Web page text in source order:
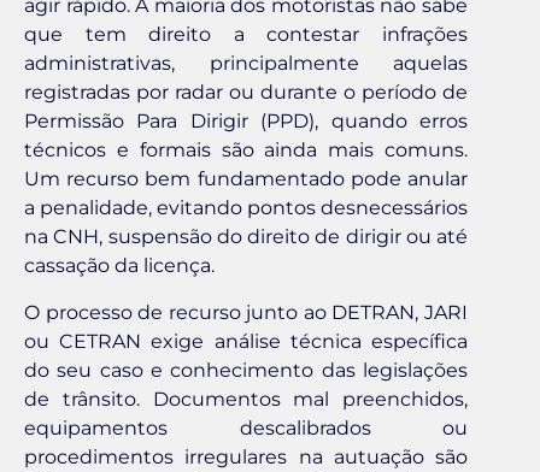
agir rápido. A maioria dos motoristas não sabe
que tem direito a contestar infrações
administrativas, principalmente aquelas
registradas por radar ou durante o período de
Permissão Para Dirigir (PPD), quando erros
técnicos e formais são ainda mais comuns.
Um recurso bem fundamentado pode anular
a penalidade, evitando pontos desnecessários
na CNH, suspensão do direito de dirigir ou até
cassação da licença.
O processo de recurso junto ao DETRAN, JARI
ou CETRAN exige análise técnica específica
do seu caso e conhecimento das legislações
de trânsito. Documentos mal preenchidos,
equipamentos descalibrados ou
procedimentos irregulares na autuação são